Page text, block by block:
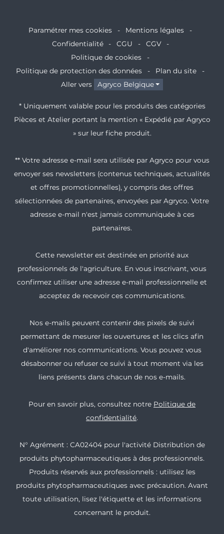
Paramétrer mes cookies
Mentions légales
Confidentialité
CGU
CGV
Politique de cookies
Politique de protection des données
Plan du site
Aller vers
Agryco Belgique
* Uniquement valable pour les produits des catégories
Pièces et Atelier portant la mention « Expédié par Agryco
» sur leur fiche produit.
** Votre adresse e-mail sera utilisée par Agryco pour vous
envoyer ses newsletters (contenus techniques, actualités
et offres promotionnelles), y compris des offres
sélectionnées de partenaires, envoyées par Agryco. Votre
adresse e-mail n'est jamais communiquée à ces
partenaires.
Cette newsletter est destinée en priorité aux
professionnels de l'agriculture. En vous inscrivant, vous
confirmez utiliser une adresse e-mail professionnelle et
acceptez de recevoir ces communications.
Nos e-mails peuvent contenir des pixels de suivi
permettant de mesurer les ouvertures et les clics afin
d'améliorer nos communications. Vous pouvez vous
désabonner ou refuser ce suivi à tout moment via les
liens présents dans chacun de nos e-mails.
Pour en savoir plus, consultez notre Politique de
confidentialité.
N° Agrément : CA02404 pour l'activité Distribution de
produits phytopharmaceutiques à des professionnels.
Produits réservés aux professionnels : utilisez les
produits phytopharmaceutiques avec précaution. Avant
toute utilisation, lisez l'étiquette et les informations
concernant le produit.